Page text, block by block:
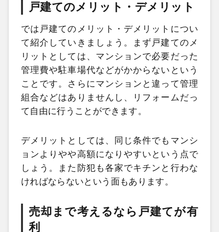
戸建てのメリット・デメリット
では戸建てのメリット・デメリットについ
て紹介していきましょう。まず戸建てのメ
リットとしては、マンションで必要だった
管理費や駐車場代などがかからないという
ことです。さらにマンションと違って管理
組合などはありませんし、リフォームだっ
て自由に行うことができます。
デメリットとしては、同じ条件でもマンシ
ョンよりやや高額になりやすいという点で
しょう。また防犯も各家でキチンと行わな
ければならないという面もあります。
売却まで考えるなら戸建てが有
利